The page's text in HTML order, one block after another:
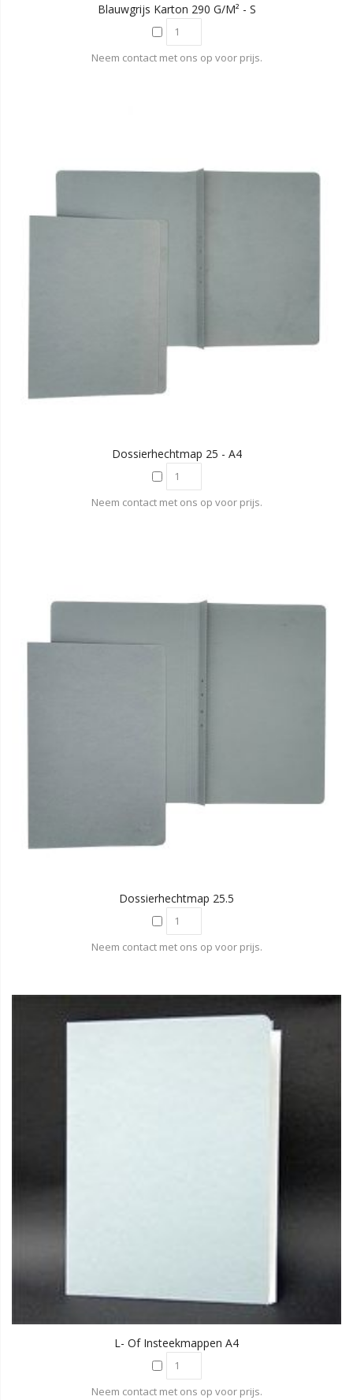
Blauwgrijs Karton 290 G/m² - S
Neem contact met ons op voor prijs.
Dossierhechtmap 25 - A4
Neem contact met ons op voor prijs.
Dossierhechtmap 25.5
Neem contact met ons op voor prijs.
L- Of Insteekmappen A4
Neem contact met ons op voor prijs.